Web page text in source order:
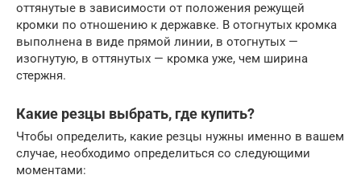
оттянутые в зависимости от положения режущей
кромки по отношению к державке. В отогнутых кромка
выполнена в виде прямой линии, в отогнутых —
изогнутую, в оттянутых — кромка уже, чем ширина
стержня.
Какие резцы выбрать, где купить?
Чтобы определить, какие резцы нужны именно в вашем
случае, необходимо определиться со следующими
моментами: